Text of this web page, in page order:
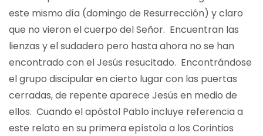
este mismo día (domingo de Resurrección) y claro
que no vieron el cuerpo del Señor. Encuentran las
lienzas y el sudadero pero hasta ahora no se han
encontrado con el Jesús resucitado. Encontrándose
el grupo discipular en cierto lugar con las puertas
cerradas, de repente aparece Jesús en medio de
ellos. Cuando el apóstol Pablo incluye referencia a
este relato en su primera epístola a los Corintios